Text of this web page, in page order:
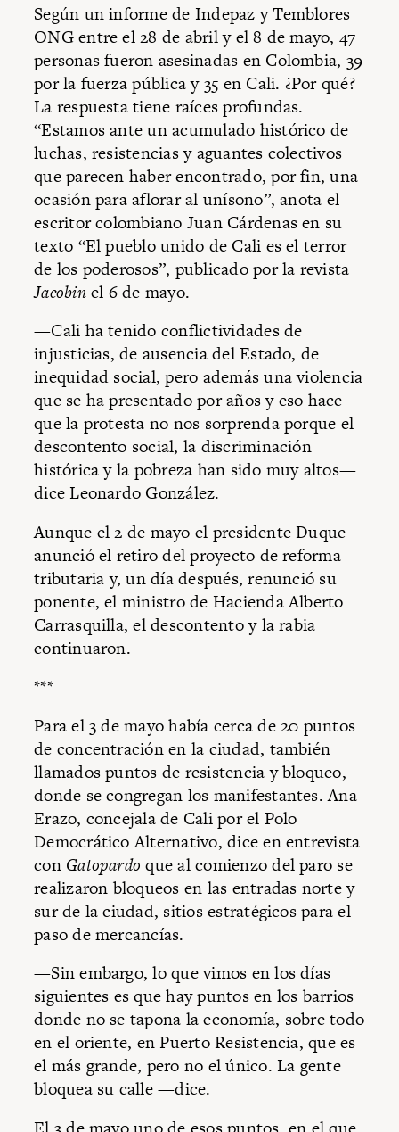
Según un informe de Indepaz y Temblores
ONG entre el 28 de abril y el 8 de mayo, 47
personas fueron asesinadas en Colombia, 39
por la fuerza pública y 35 en Cali. ¿Por qué?
La respuesta tiene raíces profundas.
“Estamos ante un acumulado histórico de
luchas, resistencias y aguantes colectivos
que parecen haber encontrado, por fin, una
ocasión para aflorar al unísono”, anota el
escritor colombiano Juan Cárdenas en su
texto “El pueblo unido de Cali es el terror
de los poderosos”, publicado por la revista
Jacobinel 6 de mayo.
—Cali ha tenido conflictividades de
injusticias, de ausencia del Estado, de
inequidad social, pero además una violencia
que se ha presentado por años y eso hace
que la protesta no nos sorprenda porque el
descontento social, la discriminación
histórica y la pobreza han sido muy altos—
dice Leonardo González.
Aunque el 2 de mayo el presidente Duque
anunció el retiro del proyecto de reforma
tributaria y, un día después, renunció su
ponente, el ministro de Hacienda Alberto
Carrasquilla, el descontento y la rabia
continuaron.
***
Para el 3 de mayo había cerca de 20 puntos
de concentración en la ciudad, también
llamados puntos de resistencia y bloqueo,
donde se congregan los manifestantes. Ana
Erazo, concejala de Cali por el Polo
Democrático Alternativo, dice en entrevista
con Gatopardo que al comienzo del paro se
realizaron bloqueos en las entradas norte y
sur de la ciudad, sitios estratégicos para el
paso de mercancías.
—Sin embargo, lo que vimos en los días
siguientes es que hay puntos en los barrios
donde no se tapona la economía, sobre todo
en el oriente, en Puerto Resistencia, que es
el más grande, pero no el único. La gente
bloquea su calle —dice.